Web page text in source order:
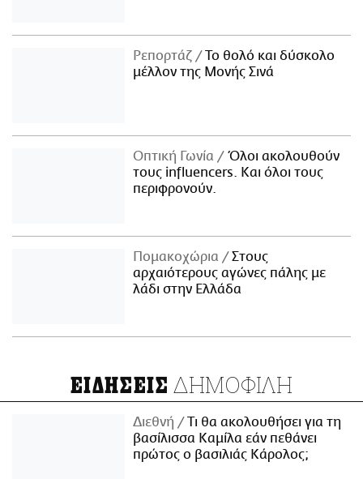
Ρεπορτάζ
Το θολό και δύσκολο
μέλλον της Μονής Σινά
Οπτική Γωνία
Όλοι ακολουθούν
τους influencers. Και όλοι τους
περιφρονούν.
Πομακοχώρια
Στους
αρχαιότερους αγώνες πάλης με
λάδι στην Ελλάδα
ΕΙΔΗΣΕΙΣ ΔΗΜΟΦΙΛΗ
Διεθνή
Τι θα ακολουθήσει για τη
βασίλισσα Καμίλα εάν πεθάνει
πρώτος ο βασιλιάς Κάρολος;